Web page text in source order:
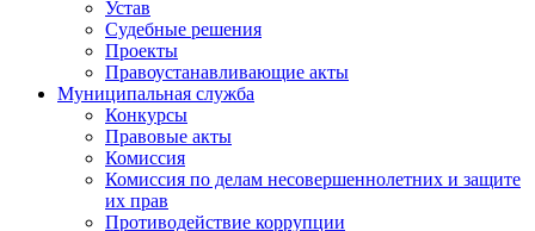
Устав
Судебные решения
Проекты
Правоустанавливающие акты
Муниципальная служба
Конкурсы
Правовые акты
Комиссия
Комиссия по делам несовершеннолетних и защите
их прав
Противодействие коррупции